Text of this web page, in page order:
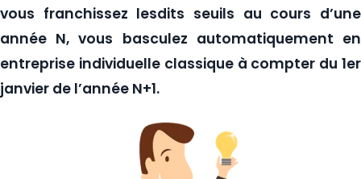
vous franchissez lesdits seuils au cours d’une
année N, vous basculez automatiquement en
entreprise individuelle classique à compter du 1er
janvier de l’année N+1.